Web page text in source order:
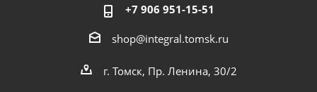
+7 906 951-15-51
shop@integral.tomsk.ru
г. Томск, Пр. Ленина, 30/2